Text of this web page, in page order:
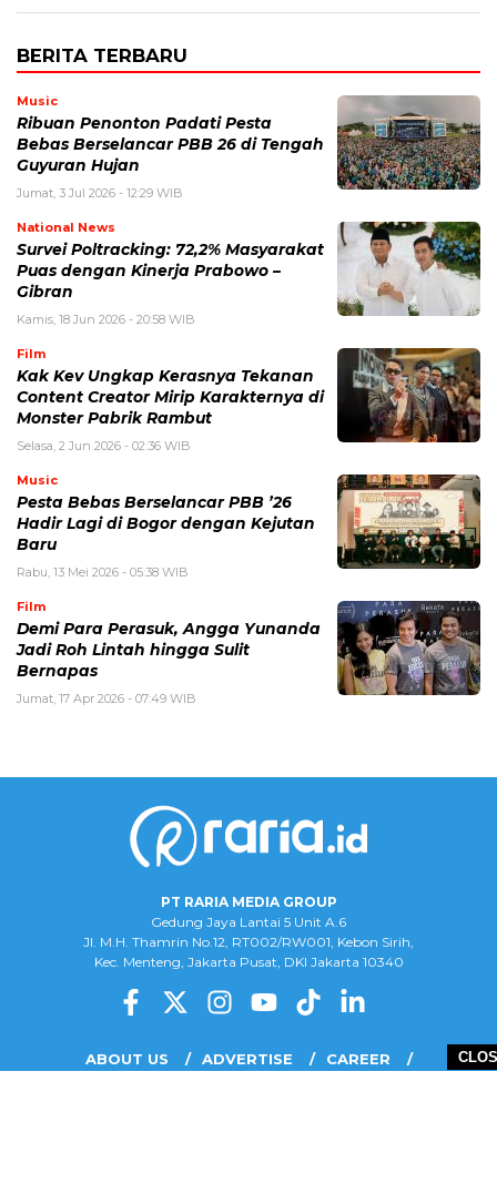
BERITA TERBARU
Music
Ribuan Penonton Padati Pesta
Bebas Berselancar PBB 26 di Tengah
Guyuran Hujan
Jumat, 3 Jul 2026 - 12:29 WIB
National News
Survei Poltracking: 72,2% Masyarakat
Puas dengan Kinerja Prabowo –
Gibran
Kamis, 18 Jun 2026 - 20:58 WIB
Film
Kak Kev Ungkap Kerasnya Tekanan
Content Creator Mirip Karakternya di
Monster Pabrik Rambut
Selasa, 2 Jun 2026 - 02:36 WIB
Music
Pesta Bebas Berselancar PBB ’26
Hadir Lagi di Bogor dengan Kejutan
Baru
Rabu, 13 Mei 2026 - 05:38 WIB
Film
Demi Para Perasuk, Angga Yunanda
Jadi Roh Lintah hingga Sulit
Bernapas
Jumat, 17 Apr 2026 - 07:49 WIB
PT RARIA MEDIA GROUP
Gedung Jaya Lantai 5 Unit A.6
Jl. M.H. Thamrin No.12, RT002/RW001, Kebon Sirih,
Kec. Menteng, Jakarta Pusat, DKI Jakarta 10340
ABOUT US ADVERTISE
CAREER